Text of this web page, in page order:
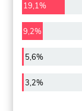
19,1%
9,2%
5,6%
3,2%